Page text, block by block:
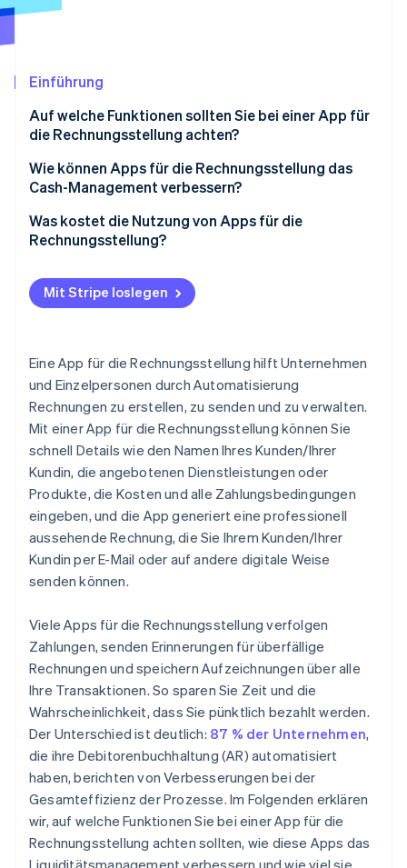
Climate
CO₂-Entnahme
Stripe-Sessions 2026
Erfahren Sie, wie Stripe Lösungen für die
Jetzt ansehen
Einführung
Auf welche Funktionen sollten Sie bei einer App für
die Rechnungsstellung achten?
Wie können Apps für die Rechnungsstellung das
Cash-Management verbessern?
Schnellere Zahlungen
Weniger ausstehende Forderungen
Besser planbare Liquidität
Weniger Fehler in der Rechnung
Tiefere Einblicke in Zahlungen
Was kostet die Nutzung von Apps für die
Rechnungsstellung?
Mit Stripe loslegen
Eine App für die Rechnungsstellung hilft Unternehmen
und Einzelpersonen durch Automatisierung
Rechnungen zu erstellen, zu senden und zu verwalten.
Mit einer App für die Rechnungsstellung können Sie
schnell Details wie den Namen Ihres Kunden/Ihrer
Kundin, die angebotenen Dienstleistungen oder
Produkte, die Kosten und alle Zahlungsbedingungen
eingeben, und die App generiert eine professionell
aussehende Rechnung, die Sie Ihrem Kunden/Ihrer
Kundin per E-Mail oder auf andere digitale Weise
senden können.
Viele Apps für die Rechnungsstellung verfolgen
Zahlungen, senden Erinnerungen für überfällige
Rechnungen und speichern Aufzeichnungen über alle
Ihre Transaktionen. So sparen Sie Zeit und die
Wahrscheinlichkeit, dass Sie pünktlich bezahlt werden.
Der Unterschied ist deutlich: 87 % der Unternehmen,
die ihre Debitorenbuchhaltung (AR) automatisiert
haben, berichten von Verbesserungen bei der
Gesamteffizienz der Prozesse. Im Folgenden erklären
wir, auf welche Funktionen Sie bei einer App für die
Rechnungsstellung achten sollten, wie diese Apps das